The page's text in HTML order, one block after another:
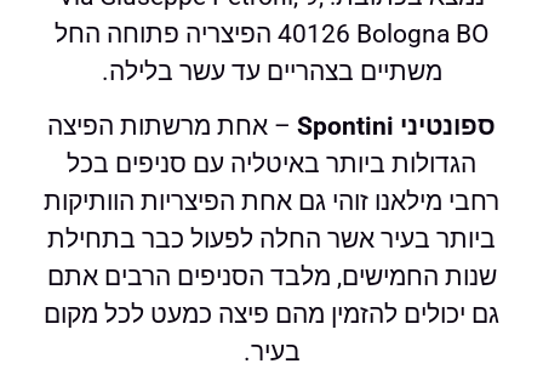
40126 Bologna BO הפיצריה פתוחה החל
משתיים בצהריים עד עשר בלילה.
ספונטיני Spontini
– אחת מרשתות הפיצה
הגדולות ביותר באיטליה עם סניפים בכל
רחבי מילאנו זוהי גם אחת הפיצריות הוותיקות
ביותר בעיר אשר החלה לפעול כבר בתחילת
שנות החמישים, מלבד הסניפים הרבים אתם
גם יכולים להזמין מהם פיצה כמעט לכל מקום
בעיר.